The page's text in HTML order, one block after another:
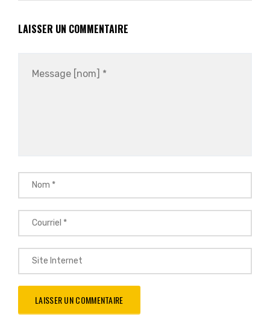
LAISSER UN COMMENTAIRE